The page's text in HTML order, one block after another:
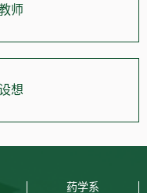
师
想
药学系